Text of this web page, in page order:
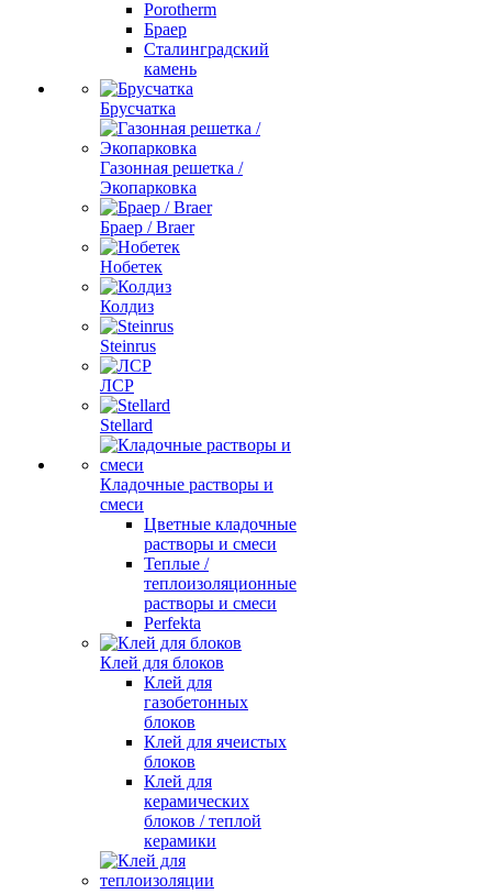
Porotherm
Браер
Сталинградский
камень
Брусчатка
Газонная решетка /
Экопарковка
Браер / Braer
Нобетек
Колдиз
Steinrus
ЛСР
Stellard
Кладочные растворы и
смеси
Цветные кладочные
растворы и смеси
Теплые /
теплоизоляционные
растворы и смеси
Perfekta
Клей для блоков
Клей для
газобетонных
блоков
Клей для ячеистых
блоков
Клей для
керамических
блоков / теплой
керамики